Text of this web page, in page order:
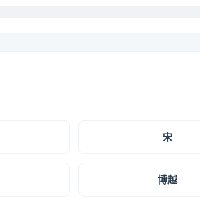
宋
博越